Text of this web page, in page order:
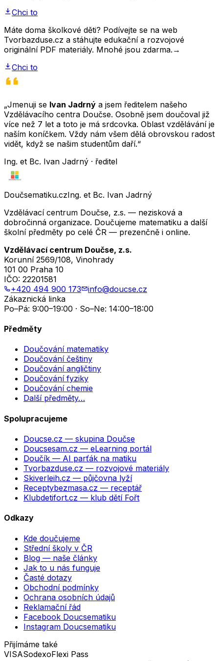
Chci to
Máte doma školkové děti? Podívejte se na web
Tvorbazduse.cz a stáhujte edukační a rozvojové
originální PDF materiály. Mnohé jsou zdarma. →
Chci to
„Jmenuji se Ivan Jadrný a jsem ředitelem našeho
Vzdělávacího centra Doučse. Osobně jsem doučoval již
více než 7 let a toto je má srdcovka. Oblast vzdělávání je
naším koníčkem. Vždy nám všem dělá obrovskou radost
vidět, když se našim studentům daří.“
Ing. et Bc. Ivan Jadrný · ředitel
Doučsematiku.czIng. et Bc. Ivan Jadrný
Vzdělávací centrum Doučse, z.s. — nezisková a
dobročinná organizace. Doučujeme matematiku a další
školní předměty po celé ČR — prezenčně i online.
Vzdělávací centrum Doučse, z.s.
Korunní 2569/108, Vinohrady
101 00 Praha 10
IČO: 22201581
+420 494 900 173
info@doucse.cz
Zákaznická linka
Po–Pá: 9:00–19:00 · So–Ne: 14:00–18:00
Předměty
Doučování matematiky
Doučování češtiny
Doučování angličtiny
Doučování fyziky
Doučování chemie
Další předměty…
Spolupracujeme
Doucse.cz — skupina Doučse
Doucsesam.cz — eLearning portál
Doučík — AI parťák na matiku
Tvorbazduse.cz — rozvojové materiály
Skiverleih.cz — půjčovna lyží
Receptybezmasa.cz — receptář
Klubdetifort.cz — klub dětí Fořt
Odkazy
Kde doučujeme
Střední školy v ČR
Blog — naše články
Jak to u nás funguje
Časté dotazy
Obchodní podmínky
Ochrana osobních údajů
Reklamační řád
Facebook Doucsematiku
Instagram Doucsematiku
Přijímáme také
VISASodexoFlexi Pass